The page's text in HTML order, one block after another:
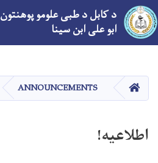
دانګل
د کابل د طبی علومو پوهنتون
ابو علی ابن سینا
کور ANNOUNCEMENTS
اطلاعیه!